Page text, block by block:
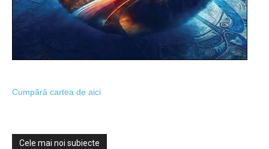
Cumpără cartea de aici
Cele mai noi subiecte